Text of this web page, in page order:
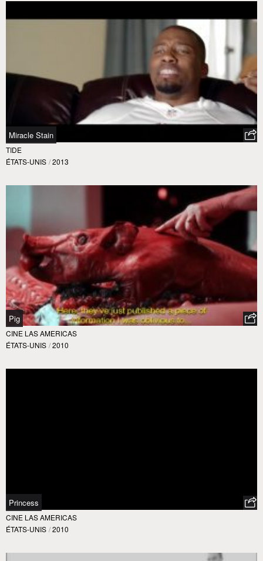
Miracle Stain
TIDE
ÉTATS-UNIS / 2013
Pig
CINE LAS AMERICAS
ÉTATS-UNIS / 2010
Princess
CINE LAS AMERICAS
ÉTATS-UNIS / 2010